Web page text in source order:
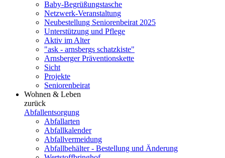
Baby-Begrüßungstasche
Netzwerk-Veranstaltung
Neubestellung Seniorenbeirat 2025
Unterstützung und Pflege
Aktiv im Alter
"ask - arnsbergs schatzkiste"
Arnsberger Präventionskette
Sicht
Projekte
Seniorenbeirat
Wohnen & Leben
zurück
Abfallentsorgung
Abfallarten
Abfallkalender
Abfallvermeidung
Abfallbehälter - Bestellung und Änderung